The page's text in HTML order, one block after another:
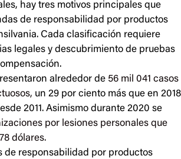
hay tres motivos principales que
de responsabilidad por productos
Cada clasificación requiere
legales y descubrimiento de pruebas
alrededor de 56 mil 041 casos
un 29 por ciento más que en 2018
2011. Asimismo durante 2020 se
por lesiones personales que
dólares.
de responsabilidad por productos